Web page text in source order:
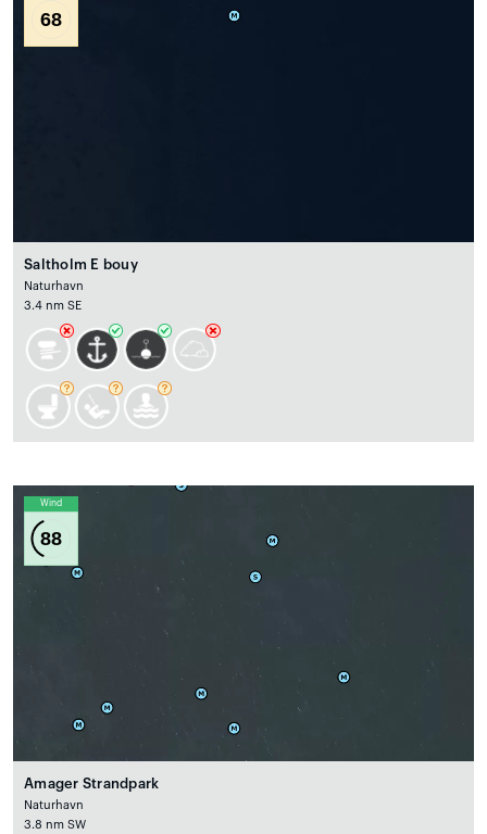
68
Saltholm E bouy
Naturhavn
3.4 nm SE
Wind
88
Amager Strandpark
Naturhavn
3.8 nm SW